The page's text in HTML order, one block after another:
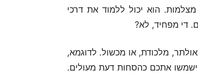
הוא יכול ללמוד את דרכי
די מפחיד, לא?
מלכודת, או מכשול. לדוגמא,
ישמשו אתכם כהסחות דעת מעולים.